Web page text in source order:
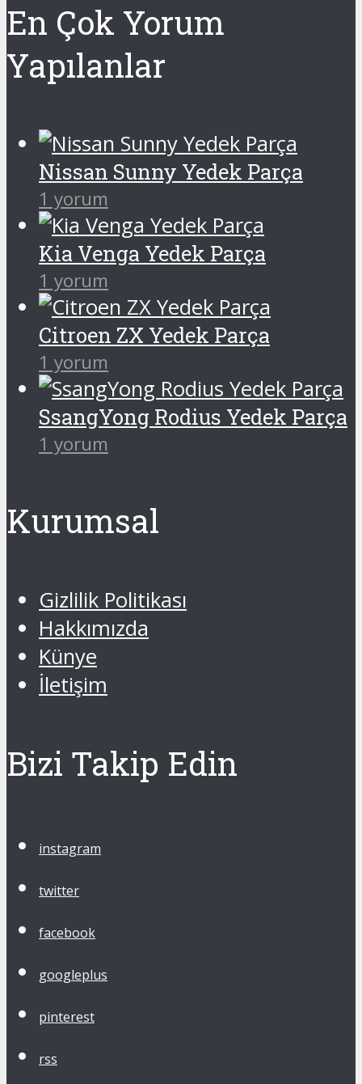
En Çok Yorum
Yapılanlar
Nissan Sunny Yedek Parça
1 yorum
Kia Venga Yedek Parça
1 yorum
Citroen ZX Yedek Parça
1 yorum
SsangYong Rodius Yedek Parça
1 yorum
Kurumsal
Gizlilik Politikası
Hakkımızda
Künye
İletişim
Bizi Takip Edin
instagram
twitter
facebook
googleplus
pinterest
rss